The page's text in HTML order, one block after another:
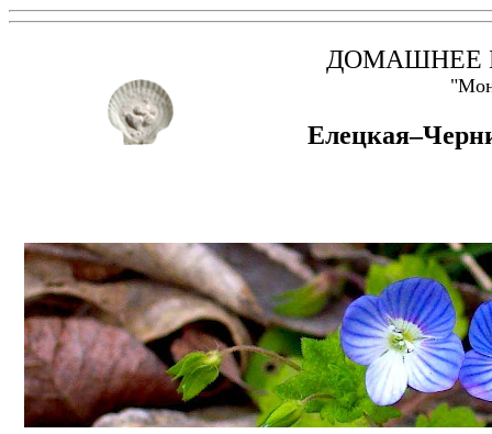
ДОМАШНЕЕ